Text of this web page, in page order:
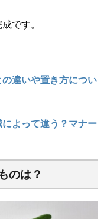
です。
違いや置き方につい
よって違う？マナー
のは？